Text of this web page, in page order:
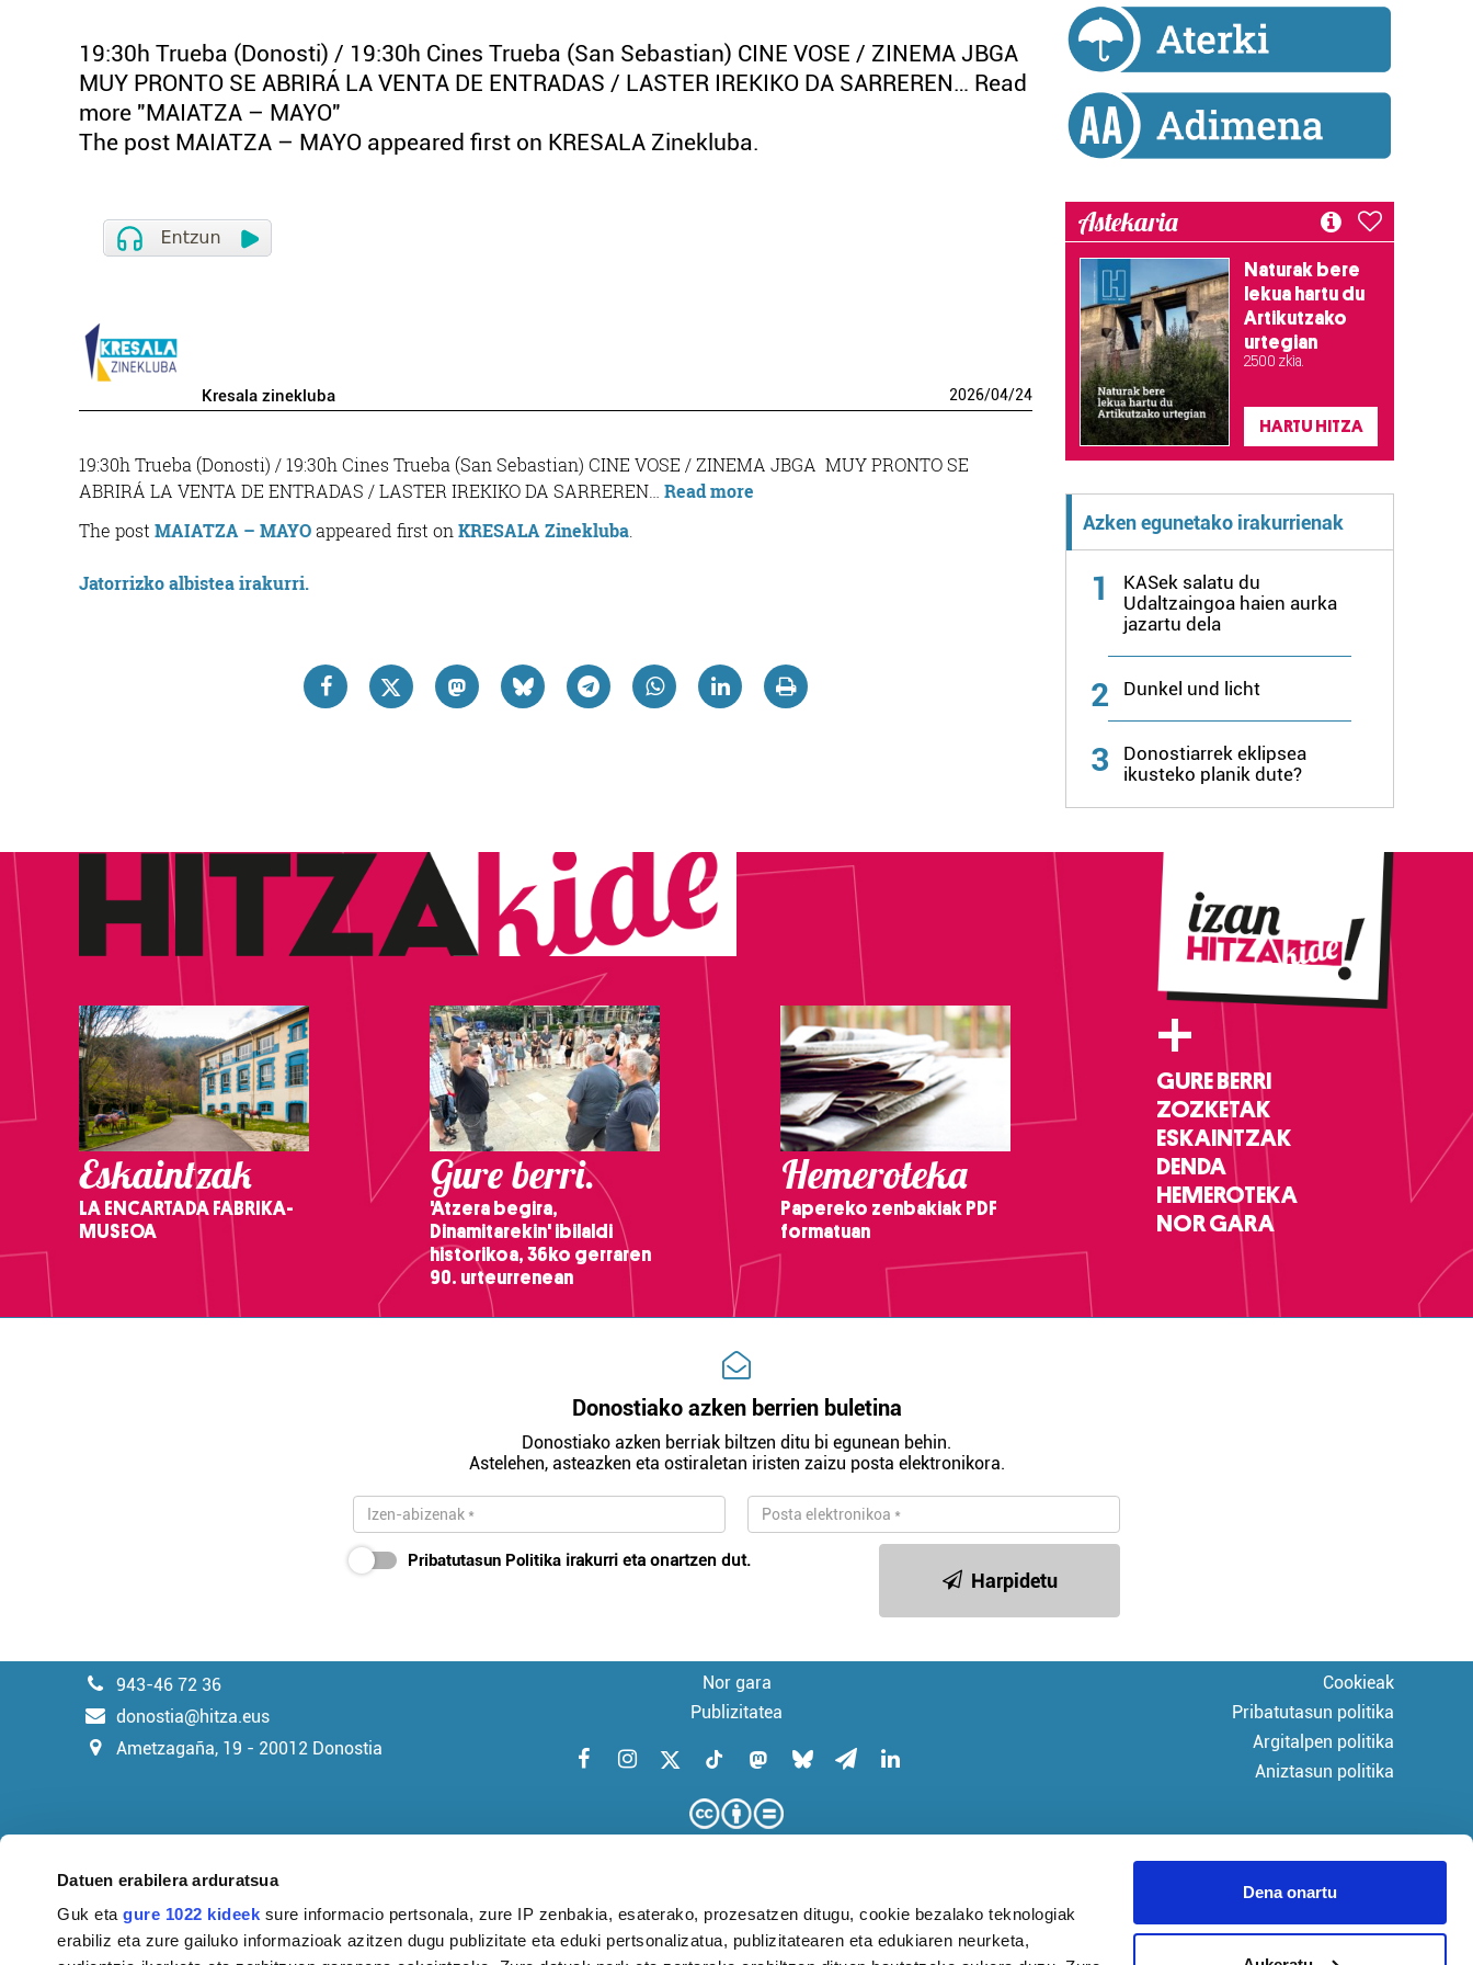
Datuen erabilera arduratsua
Guk etagure 1022 kideek sure informacio pertsonala, zure IP zenbakia, esaterako, prozesatzen ditugu, cookie bezalako teknologiak
erabiliz eta zure gailuko informazioak azitzen dugu publizitate eta eduki pertsonalizatua, publizitatearen eta edukiaren neurketa,
Dena onartu
19:30h Trueba (Donosti) / 19:30h Cines Trueba (San Sebastian) CINE VOSE / ZINEMA JBGA
MUY PRONTO SE ABRIRÁ LA VENTA DE ENTRADAS / LASTER IREKIKO DA SARREREN… Read
more "MAIATZA – MAYO"
The post MAIATZA – MAYO appeared first on KRESALA Zinekluba.
Kresala zinekluba 2026/04/24
19:30h Trueba (Donosti) / 19:30h Cines Trueba (San Sebastian) CINE VOSE / ZINEMA JBGA MUY PRONTO SE
ABRIRÁ LA VENTA DE ENTRADAS / LASTER IREKIKO DA SARREREN… Read more
The post MAIATZA – MAYOappeared first on KRESALA Zinekluba
Jatorrizko albistea irakurri.
Astekaria
Naturak bere
lekua hartu du
Artikutzako
urtegian
2.500 zkia.
HARTU HITZA
Azken egunetako irakurrienak
1
KASek salatu du
Udaltzaingoa haien aurka
jazartu dela
2 Dunkel und licht
3
Donostiarrek eklipsea
ikusteko planik dute?
Eskaintzak
LA ENCARTADA FABRIKA-
MUSEOA
Gure berri.
'Atzera begira,
Dinamitarekin' ibilaldi
historikoa, 36ko gerraren
90. urteurrenean
Hemeroteka
Papereko zenbakiak PDF
formatuan
+
GURE BERRI
ZOZKETAK
ESKAINTZAK
DENDA
HEMEROTEKA
NOR GARA
Donostiako azken berrien buletina
Donostiako azken berriak biltzen ditu bi egunean behin.
Astelehen, asteazken eta ostiraletan iristen zaizu posta elektronikora.
Pribatutasun Politika irakurri eta onartzen dut.
Harpidetu
943-46 72 36
donostia@hitza.eus
Ametzagaña, 19 - 20012 Donostia
Nor gara
Publizitatea
KUDEAKETA AURRERATUARI
Cookieak
Pribatutasun politika
Argitalpen politika
Aniztasun politika